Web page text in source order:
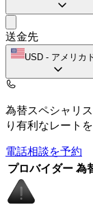
送金先
USD - アメリカ
為替スペシャリ
り有利なレート
電話相談を予約
プロバイダー 為